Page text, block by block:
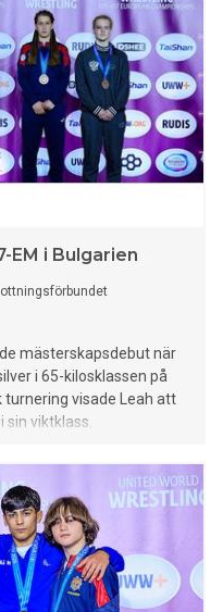
EM i Bulgarien
mästerskapsdebut när
i 65-kilosklassen på
turnering visade Leah att
sin viktklass.